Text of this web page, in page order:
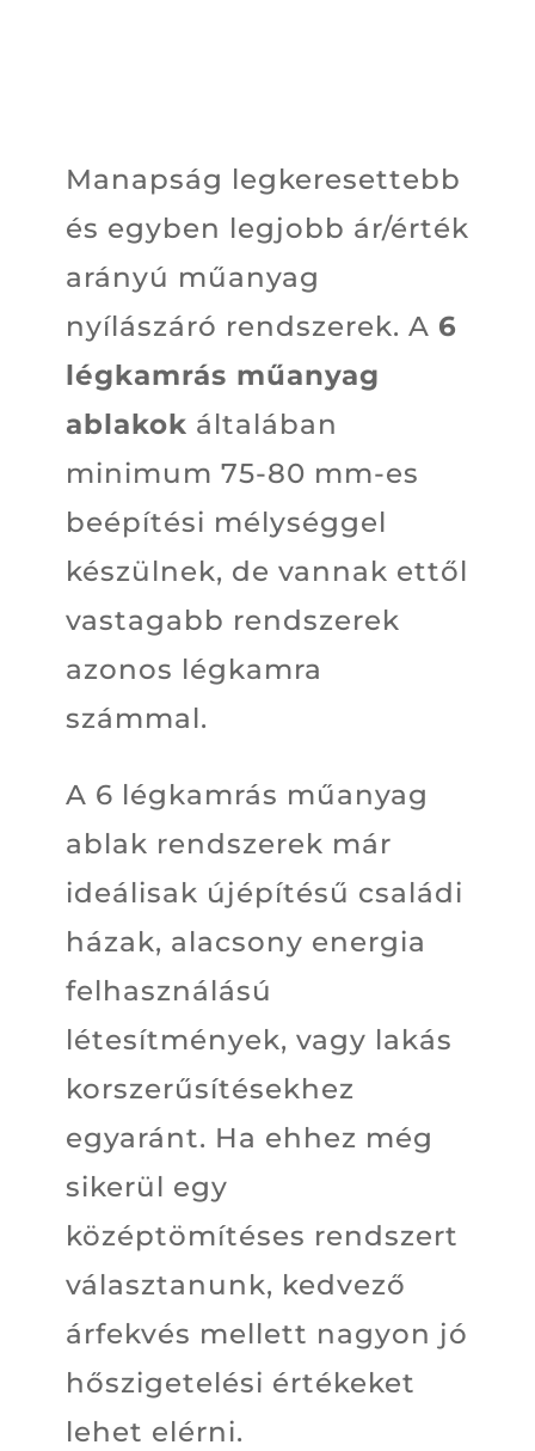
Manapság legkeresettebb
és egyben legjobb ár/érték
arányú műanyag
nyílászáró rendszerek. A 6
légkamrás műanyag
ablakok általában
minimum 75-80 mm-es
beépítési mélységgel
készülnek, de vannak ettől
vastagabb rendszerek
azonos légkamra
számmal.
A 6 légkamrás műanyag
ablak rendszerek már
ideálisak újépítésű családi
házak, alacsony energia
felhasználású
létesítmények, vagy lakás
korszerűsítésekhez
egyaránt. Ha ehhez még
sikerül egy
középtömítéses rendszert
választanunk, kedvező
árfekvés mellett nagyon jó
hőszigetelési értékeket
lehet elérni.